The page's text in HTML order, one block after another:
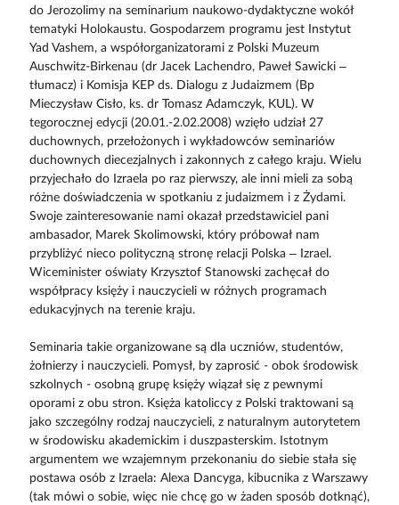
do Jerozolimy na seminarium naukowo-dydaktyczne wokół
tematyki Holokaustu. Gospodarzem programu jest Instytut
Yad Vashem, a współorganizatorami z Polski Muzeum
Auschwitz-Birkenau (dr Jacek Lachendro, Paweł Sawicki –
tłumacz) i Komisja KEP ds. Dialogu z Judaizmem (Bp
Mieczysław Cisło, ks. dr Tomasz Adamczyk, KUL). W
tegorocznej edycji (20.01.-2.02.2008) wzięło udział 27
duchownych, przełożonych i wykładowców seminariów
duchownych diecezjalnych i zakonnych z całego kraju. Wielu
przyjechało do Izraela po raz pierwszy, ale inni mieli za sobą
różne doświadczenia w spotkaniu z judaizmem i z Żydami.
Swoje zainteresowanie nami okazał przedstawiciel pani
ambasador, Marek Skolimowski, który próbował nam
przybliżyć nieco polityczną stronę relacji Polska – Izrael.
Wiceminister oświaty Krzysztof Stanowski zachęcał do
współpracy księży i nauczycieli w różnych programach
edukacyjnych na terenie kraju.
Seminaria takie organizowane są dla uczniów, studentów,
żołnierzy i nauczycieli. Pomysł, by zaprosić - obok środowisk
szkolnych - osobną grupę księży wiązał się z pewnymi
oporami z obu stron. Księża katoliccy z Polski traktowani są
jako szczególny rodzaj nauczycieli, z naturalnym autorytetem
w środowisku akademickim i duszpasterskim. Istotnym
argumentem we wzajemnym przekonaniu do siebie stała się
postawa osób z Izraela: Alexa Dancyga, kibucnika z Warszawy
(tak mówi o sobie, więc nie chcę go w żaden sposób dotknąć),